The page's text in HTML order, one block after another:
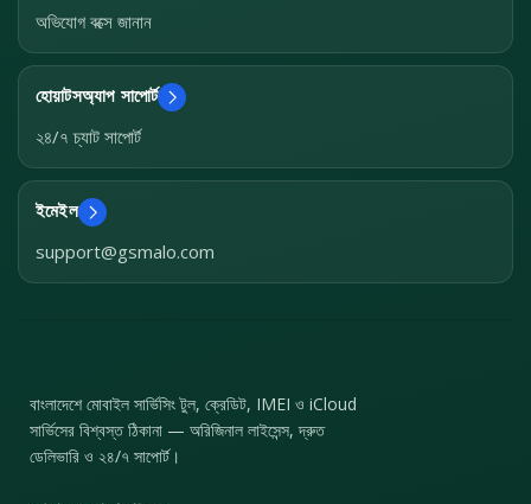
অভিযোগ বক্সে জানান
হোয়াটসঅ্যাপ সাপোর্ট
২৪/৭ চ্যাট সাপোর্ট
ইমেইল
support@gsmalo.com
বাংলাদেশে মোবাইল সার্ভিসিং টুল, ক্রেডিট, IMEI ও iCloud
সার্ভিসের বিশ্বস্ত ঠিকানা — অরিজিনাল লাইসেন্স, দ্রুত
ডেলিভারি ও ২৪/৭ সাপোর্ট।